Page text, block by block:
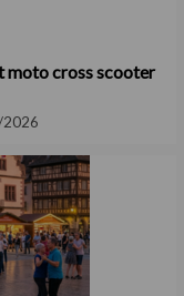
moto cross scooter